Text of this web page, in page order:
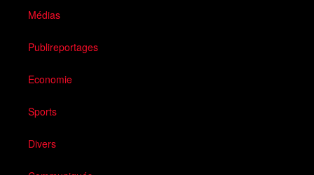
Médias
Publireportages
Economie
Sports
Divers